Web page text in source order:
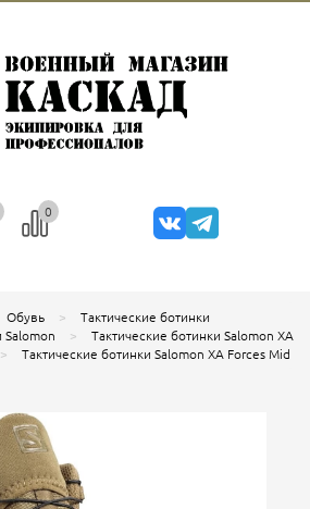
0
Обувь
Тактические ботинки
Salomon
Тактические ботинки Salomon XA
Тактические ботинки Salomon XA Forces Mid